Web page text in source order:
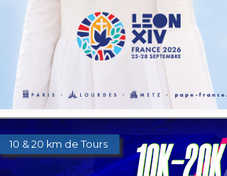
Les orientations diocésaines 2026
10 & 20 km de Tours